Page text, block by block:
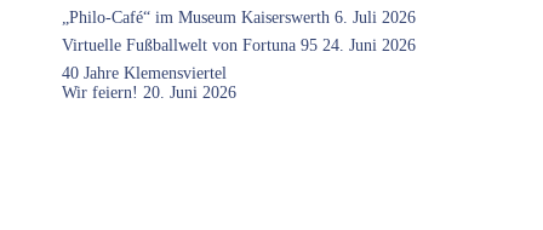
„Philo-Café“ im Museum Kaiserswerth 6. Juli 2026
Virtuelle Fußballwelt von Fortuna 95 24. Juni 2026
40 Jahre Klemensviertel
Wir feiern! 20. Juni 2026